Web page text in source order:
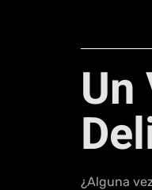
Un
¿Alguna